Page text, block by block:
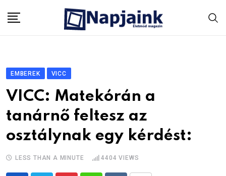
EMBEREK VICC
VICC: Matekórán a
tanárnő feltesz az
osztálynak egy kérdést:
LESS THAN A MINUTE 4404 VIEWS